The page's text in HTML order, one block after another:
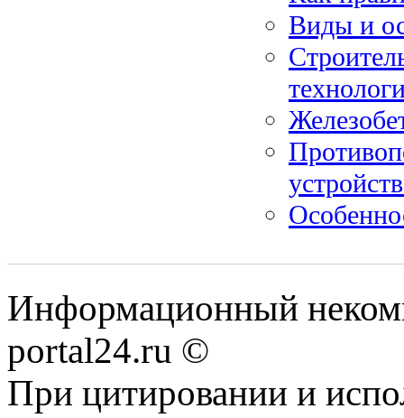
Виды и
Информационный
portal24.ru ©
При цитировании и